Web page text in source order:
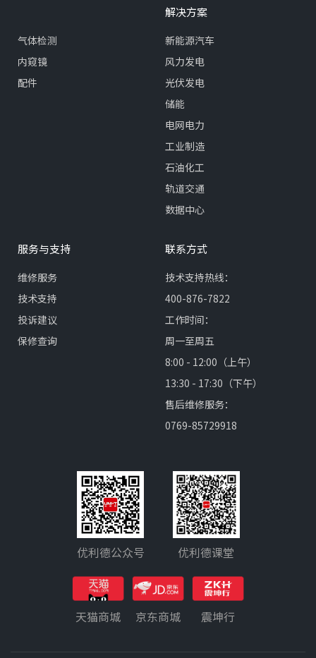
气体检测
内窥镜
配件
解决方案
新能源汽车
风力发电
光伏发电
储能
电网电力
工业制造
石油化工
轨道交通
数据中心
服务与支持
维修服务
技术支持
投诉建议
保修查询
联系方式
技术支持热线：
400-876-7822
工作时间：
周一至周五
8:00 - 12:00（上午）
13:30 - 17:30（下午）
售后维修服务：
0769-85729918
优利德公众号 优利德课堂
天猫商城 京东商城 震坤行